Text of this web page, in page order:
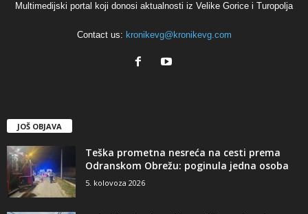
Multimedijski portal koji donosi aktualnosti iz Velike Gorice i Turopolja
Contact us: kronikevg@kronikevg.com
JOŠ OBJAVA
Teška prometna nesreća na cesti prema
Odranskom Obrežu: poginula jedna osoba
5. kolovoza 2026